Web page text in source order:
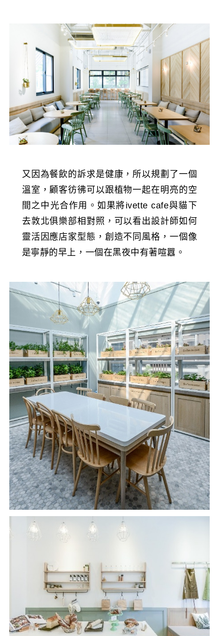
又因為餐飲的訴求是健康，所以規劃了一個
溫室，顧客彷彿可以跟植物一起在明亮的空
間之中光合作用。如果將ivette cafe與貓下
去敦北俱樂部相對照，可以看出設計師如何
靈活因應店家型態，創造不同風格，一個像
是寧靜的早上，一個在黑夜中有著喧囂。